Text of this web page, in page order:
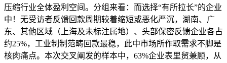
压缩行业全体盈利空间。分组来看：而选择“有所拉长”的企业
中！无受访者反馈回款周期较着缩短或恶化严沉，湖南、广
东、其他区域（上海及未标注属地）、头部保密反馈企业各占
约25%，工业制制范畴回款最稳，此中市场所作取需求不脚是
核肉痛点。本次交叉阐发的样本中，63%企业表里贸兼顾，从